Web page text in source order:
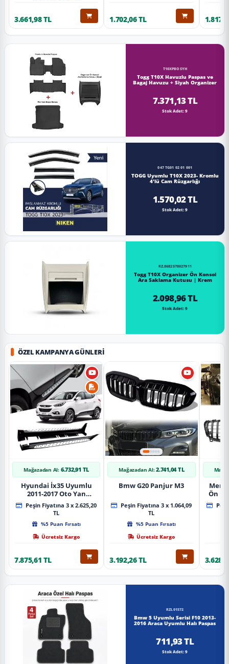
3.661,98 TL 1.702,06 TL
T10XPBOSYH
Togg T10X Havuzlu Paspas ve
Bagaj Havuzu + Siyah Organizer
7.371,13 TL
Stok Adet: 9
047 TG01 02 01 001
TOGG Uyumlu T10X 2023- Kromlu
4'lü Cam Rüzgarlığı
1.570,02 TL
Stok Adet: 9
RZ.8682578027911
Togg T10X Organizer Ön Konsol
Ara Saklama Kutusu | Krem
2.098,96 TL
Stok Adet: 9
ÖZEL KAMPANYA GÜNLERI
Mağazadan Al: 6.732,91 TL
Hyundai İx35 Uyumlu
2011-2017 Oto Yan
Basamak Koruma Side
Step Bmw Style
Peşin Fiyatına 3 x 2.625,20
TL
%5 Puan Fırsatı
Ücretsiz Kargo
7.875,61 TL
Mağazadan Al: 2.741,04 TL
Bmw G20 Panjur M3
Peşin Fiyatına 3 x 1.064,09
TL
%5 Puan Fırsatı
Ücretsiz Kargo
3.192,26 TL
Ön
RZL01572
Bmw 5 Uyumlu Serisi F10 2013-
2016 Araca Uyumlu Halı Paspas
711,93 TL
Stok Adet: 9